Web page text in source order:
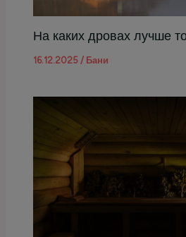
На каких дровах лучше
16.12.2025/ Бани